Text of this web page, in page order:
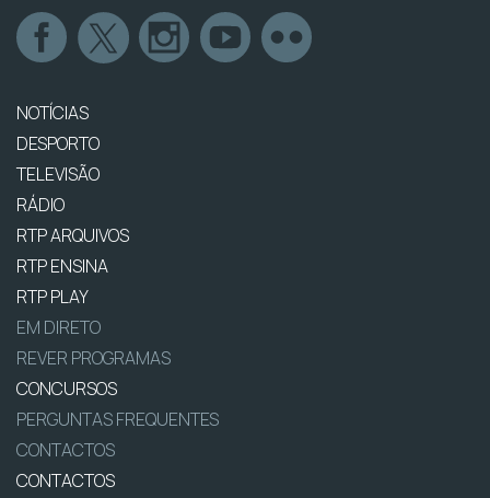
NOTÍCIAS
DESPORTO
TELEVISÃO
RÁDIO
RTP ARQUIVOS
RTP ENSINA
RTP PLAY
EM DIRETO
REVER PROGRAMAS
CONCURSOS
PERGUNTAS FREQUENTES
CONTACTOS
CONTACTOS